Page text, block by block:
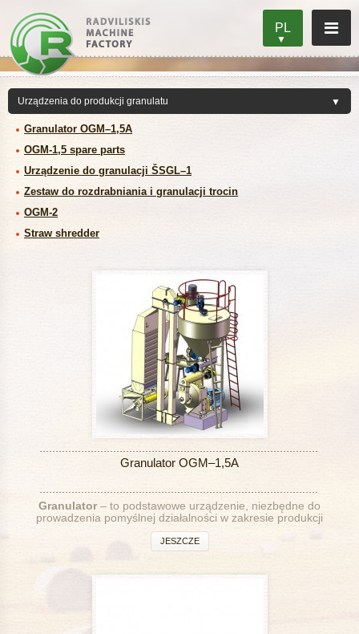
PL
Granulator OGM–1,5A
OGM-1,5 spare parts
Urządzenie do granulacji ŠSGL–1
Zestaw do rozdrabniania i granulacji trocin
OGM-2
Straw shredder
Granulator OGM–1,5A
Granulator – to podstawowe urządzenie, niezbędne do
prowadzenia pomyślnej działalności w zakresie produkcji
granulatu.
JESZCZE